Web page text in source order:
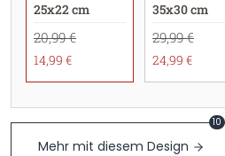
25x22 cm
20,99 €
14,99 €
35x30 cm
29,99 €
24,99 €
Mehr mit diesem Design
10